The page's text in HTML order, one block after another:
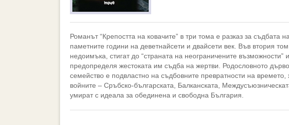
Романът “Крепостта на ковачите” в три тома е разказ за съдбата
паметните години на деветнайсети и двайсети век. Във втория
недоимъка, стигат до “страната на неограничените възможности”
предопределя жестоката им съдба на жертви. Родословното
семейство е подвластно на съдбовните превратности на
войните – Сръбско-българската, Балканската,
умират с идеала за обединена и свободна България.